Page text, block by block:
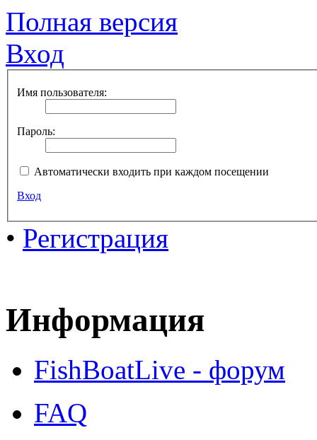
Полная версия
Вход
Имя пользователя:
Пароль:
Автоматически входить при каждом посещении
Вход
• Регистрация
Информация
FishBoatLive - форум
FAQ